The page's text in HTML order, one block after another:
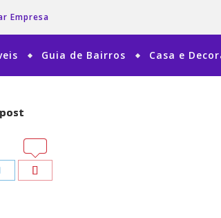
Empresa
Guia de Bairros Casa e
LinkedIn
LinkedIn